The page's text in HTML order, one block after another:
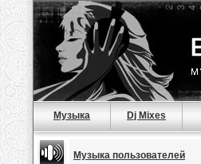
Музыка Dj Mixes
Музыка пользователей